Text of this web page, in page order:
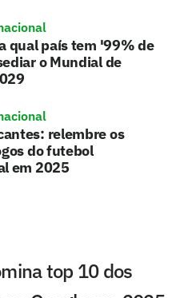
qual país tem '99% de
o Mundial de
relembre os
do futebol
em 2025
top 10 dos